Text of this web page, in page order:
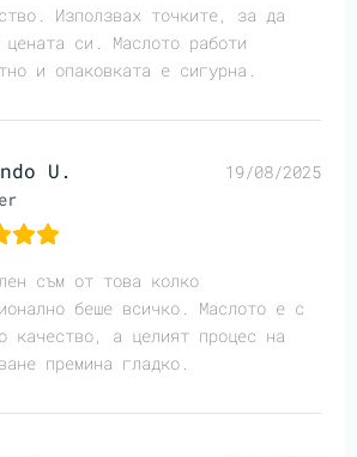
Използвах точките, за да
цената си. Маслото работи
и опаковката е сигурна.
U. 19/08/2025
съм от това колко
беше всичко. Маслото е с
качество, а целият процес на
премина гладко.